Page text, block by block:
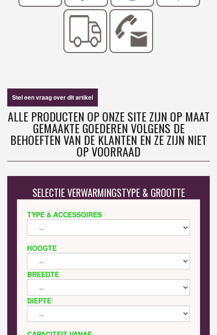
Stel een vraag over dit artikel
ALLE PRODUCTEN OP ONZE SITE ZIJN OP MAAT
GEMAAKTE GOEDEREN VOLGENS DE
BEHOEFTEN VAN DE KLANTEN EN ZE ZIJN NIET
OP VOORRAAD
SELECTIE VERWARMINGSTYPE & GROOTTE
TYPE & ACCESSOIRES
HOOGTE
BREEDTE
DIEPTE